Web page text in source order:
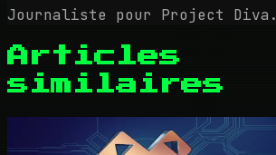
Journaliste pour Project Diva.
Articles
similaires